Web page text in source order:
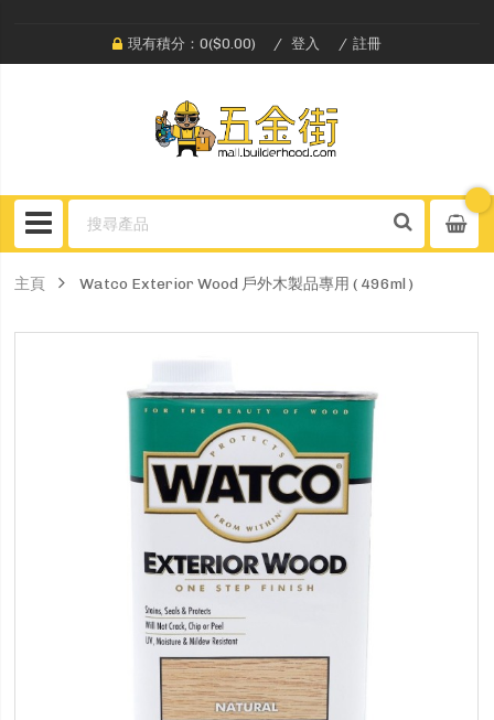
現有積分：0($0.00) 登入 註冊
主頁 Watco Exterior Wood 戶外木製品專用 ( 496ml )